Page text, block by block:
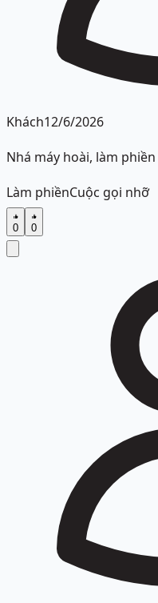
Khách12/6/2026
Nhá máy hoài, làm phiền
Làm phiềnCuộc gọi nhỡ
0 0